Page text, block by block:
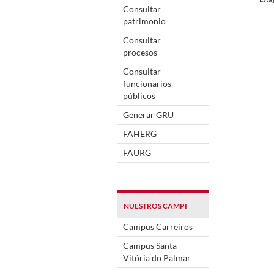
Consultar
patrimonio
Consultar
procesos
Consultar
funcionarios
públicos
Generar GRU
FAHERG
FAURG
NUESTROS CAMPI
Campus Carreiros
Campus Santa
Vitória do Palmar